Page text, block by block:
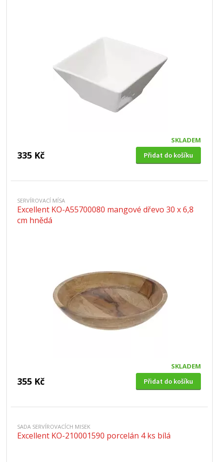
SKLADEM
335 Kč Přidat do košíku
SERVÍROVACÍ MÍSA
Excellent KO-A55700080 mangové dřevo 30 x 6,8
cm hnědá
SKLADEM
355 Kč Přidat do košíku
SADA SERVÍROVACÍCH MISEK
Excellent KO-210001590 porcelán 4 ks bílá